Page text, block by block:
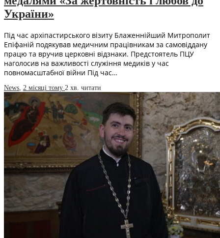
України»
Під час архіпастирського візиту Блаженнійший Митрополит
Епіфаній подякував медичним працівникам за самовіддану
працю та вручив церковні відзнаки. Предстоятель ПЦУ
наголосив на важливості служіння медиків у час
повномасштабної війни Під час…
News, 2 місяці тому 2 хв. читати